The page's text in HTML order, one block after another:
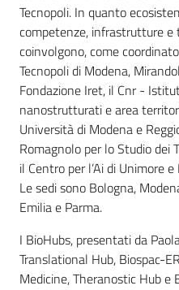
Tecnopoli. In quanto
competenze, infrastrutture e
coinvolgono, come
Tecnopoli di Modena,
Fondazione Iret, il Cnr -
nanostrutturati e area
Università di Modena e
Romagnolo per lo Studio dei
il Centro per l’Ai di Unimore
Le sedi sono Bologna,
Emilia e Parma.
I BioHubs, presentati da
Translational Hub, Biospac-
Medicine, Theranostic Hub e